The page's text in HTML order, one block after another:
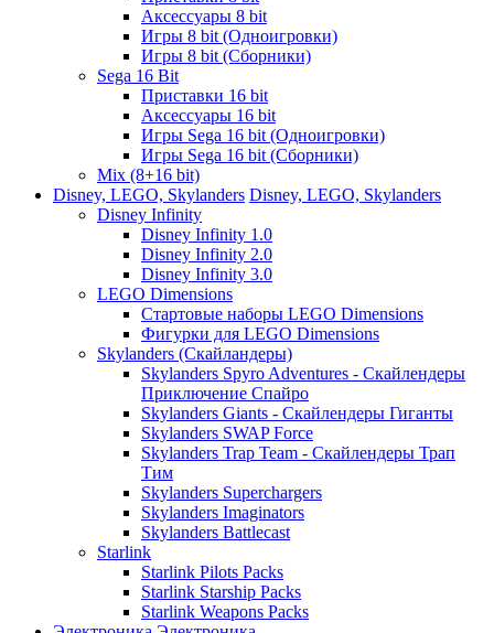
Аксессуары 8 bit
Игры 8 bit (Одноигровки)
Игры 8 bit (Сборники)
Sega 16 Bit
Приставки 16 bit
Аксессуары 16 bit
Игры Sega 16 bit (Одноигровки)
Игры Sega 16 bit (Сборники)
Mix (8+16 bit)
Disney, LEGO, Skylanders Disney, LEGO, Skylanders
Disney Infinity
Disney Infinity 1.0
Disney Infinity 2.0
Disney Infinity 3.0
LEGO Dimensions
Стартовые наборы LEGO Dimensions
Фигурки для LEGO Dimensions
Skylanders (Скайландеры)
Skylanders Spyro Adventures - Скайлендеры
Приключение Спайро
Skylanders Giants - Скайлендеры Гиганты
Skylanders SWAP Force
Skylanders Trap Team - Скайлендеры Трап
Тим
Skylanders Superchargers
Skylanders Imaginators
Skylanders Battlecast
Starlink
Starlink Pilots Packs
Starlink Starship Packs
Starlink Weapons Packs